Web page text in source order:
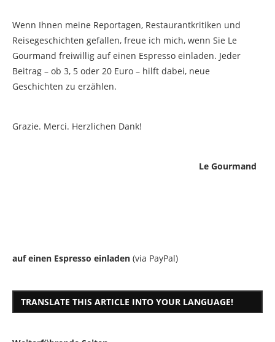
Wenn Ihnen meine Reportagen, Restaurantkritiken und
Reisegeschichten gefallen, freue ich mich, wenn Sie Le
Gourmand freiwillig auf einen Espresso einladen. Jeder
Beitrag – ob 3, 5 oder 20 Euro – hilft dabei, neue
Geschichten zu erzählen.
Grazie. Merci. Herzlichen Dank!
Le Gourmand
auf einen Espresso einladen (via PayPal)
TRANSLATE THIS ARTICLE INTO YOUR LANGUAGE!